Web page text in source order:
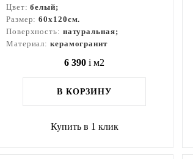
Цвет:белый;
Размер:60x120см.
Поверхность: натуральная;
Материал: керамогранит
6 390 i м2
В КОРЗИНУ
Купить в 1 клик